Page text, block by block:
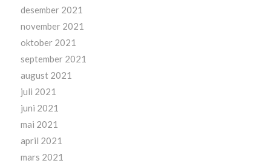
desember 2021
november 2021
oktober 2021
september 2021
august 2021
juli 2021
juni 2021
mai 2021
april 2021
mars 2021